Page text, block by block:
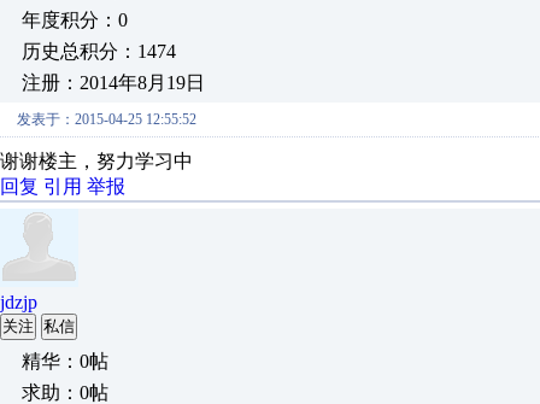
年度积分：0
历史总积分：1474
注册：2014年8月19日
发表于：2015-04-25 12:55:52
谢谢楼主，努力学习中
回复 引用 举报
jdzjp
关注 私信
精华：0帖
求助：0帖